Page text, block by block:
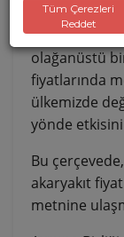
Bilindiği
olağanüstü
fiyatlarında
ülkemizde
yönde
Bu
akaryakıt
metnine
Tüm Çerezleri
Reddet